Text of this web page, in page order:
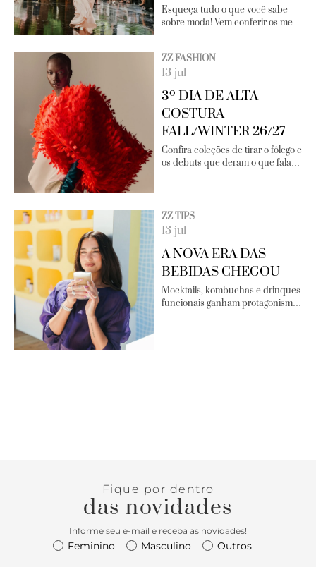
Esqueça tudo o que você sabe
sobre moda! Vem conferir os me…
ZZ FASHION
13 jul
3º DIA DE ALTA-
COSTURA
FALL/WINTER 26/27
Confira coleções de tirar o fôlego e
os debuts que deram o que fala…
ZZ TIPS
13 jul
A NOVA ERA DAS
BEBIDAS CHEGOU
Mocktails, kombuchas e drinques
funcionais ganham protagonism…
Fique por dentro
das novidades
Informe seu e-mail e receba as novidades!
Feminino Masculino Outros